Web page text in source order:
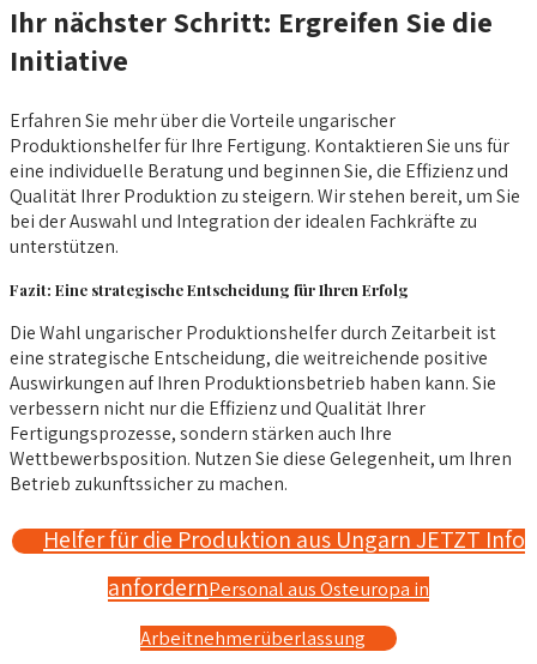
Ihr nächster Schritt: Ergreifen Sie die
Initiative
Erfahren Sie mehr über die Vorteile ungarischer
Produktionshelfer für Ihre Fertigung. Kontaktieren Sie uns für
eine individuelle Beratung und beginnen Sie, die Effizienz und
Qualität Ihrer Produktion zu steigern. Wir stehen bereit, um Sie
bei der Auswahl und Integration der idealen Fachkräfte zu
unterstützen.
Fazit: Eine strategische Entscheidung für Ihren Erfolg
Die Wahl ungarischer Produktionshelfer durch Zeitarbeit ist
eine strategische Entscheidung, die weitreichende positive
Auswirkungen auf Ihren Produktionsbetrieb haben kann. Sie
verbessern nicht nur die Effizienz und Qualität Ihrer
Fertigungsprozesse, sondern stärken auch Ihre
Wettbewerbsposition. Nutzen Sie diese Gelegenheit, um Ihren
Betrieb zukunftssicher zu machen.
Helfer für die Produktion aus Ungarn JETZT Info
anfordernPersonal aus Osteuropa in
Arbeitnehmerüberlassung